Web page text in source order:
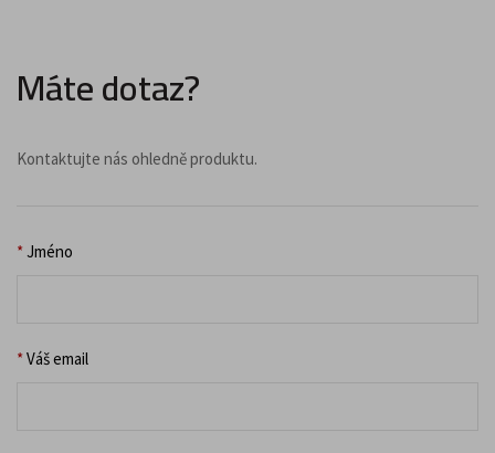
Máte dotaz?
Kontaktujte nás ohledně produktu.
*Jméno
*Váš email